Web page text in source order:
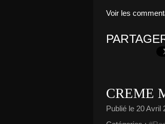
Voir les
CREME
Publié le 20 Avril